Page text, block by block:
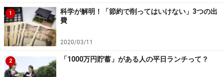
です。一般、住宅、年金いずれかの財形貯蓄をしていれ
ば、融資制度を利用することができます。
■財形住宅融資
財形貯蓄を1年以上していて残高が50万円以上ある人
1
科学が解明！「節約で削ってはいけない」3つの出
費
2020/03/11
2 「1000万円貯蓄」がある人の平日ランチって？